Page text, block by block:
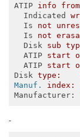
ATIP info
Indicated
Is
not
Is
not
Disk sub
ATIP start
ATIP start
Disk type:
Manuf.
index:
Manufacturer :
-